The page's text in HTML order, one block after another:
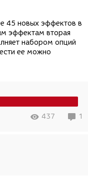
45 новых эффектов в
эффектам вторая
набором опций
ее можно
437 1